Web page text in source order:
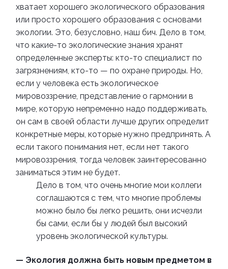
хватает хорошего экологического образования
или просто хорошего образования с основами
экологии. Это, безусловно, наш бич. Дело в том,
что какие-то экологические знания хранят
определенные эксперты: кто-то специалист по
загрязнениям, кто-то — по охране природы. Но,
если у человека есть экологическое
мировоззрение, представление о гармонии в
мире, которую непременно надо поддерживать,
он сам в своей области лучше других определит
конкретные меры, которые нужно предпринять. А
если такого понимания нет, если нет такого
мировоззрения, тогда человек заинтересованно
заниматься этим не будет.
Дело в том, что очень многие мои коллеги
соглашаются с тем, что многие проблемы
можно было бы легко решить, они исчезли
бы сами, если бы у людей был высокий
уровень экологической культуры.
— Экология должна быть новым предметом в